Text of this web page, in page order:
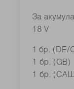
За
18 V
1 бр. (DE/
1 бр. (GB)
1 бр.